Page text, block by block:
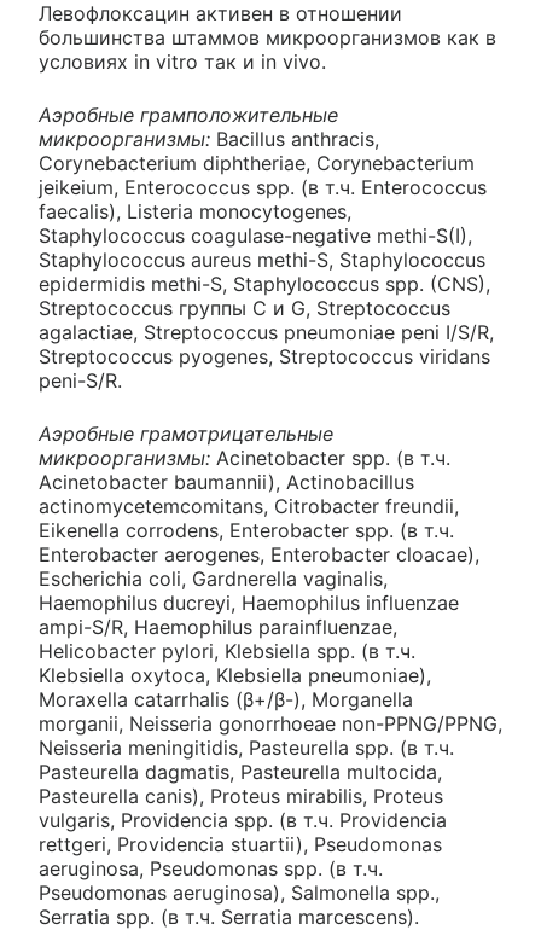
Левофлоксацин активен в отношении
большинства штаммов микроорганизмов как в
условиях in vitro так и in vivo.
Аэробные грамположительные
микроорганизмы: Bacillus anthracis,
Corynebacterium diphtheriae, Corynebacterium
jeikeium, Enterococcus spp. (в т.ч. Enterococcus
faecalis), Listeria monocytogenes,
Staphylococcus coagulase-negative methi-S(I),
Staphylococcus aureus methi-S, Staphylococcus
epidermidis methi-S, Staphylococcus spp. (CNS),
Streptococcus группы С и G, Streptococcus
agalactiae, Streptococcus pneumoniae peni I/S/R,
Streptococcus pyogenes, Streptococcus viridans
peni-S/R.
Аэробные грамотрицательные
микроорганизмы: Acinetobacter spp. (в т.ч.
Acinetobacter baumannii), Actinobacillus
actinomycetemcomitans, Citrobacter freundii,
Eikenella corrodens, Enterobacter spp. (в т.ч.
Enterobacter aerogenes, Enterobacter cloacae),
Escherichia coli, Gardnerella vaginalis,
Haemophilus ducreyi, Haemophilus influenzae
ampi-S/R, Haemophilus parainfluenzae,
Helicobacter pylori, Klebsiella spp. (в т.ч.
Klebsiella oxytoca, Klebsiella pneumoniae),
Moraxella catarrhalis (β+/β-), Morganella
morganii, Neisseria gonorrhoeae non-PPNG/PPNG,
Neisseria meningitidis, Pasteurella spp. (в т.ч.
Pasteurella dagmatis, Pasteurella multocida,
Pasteurella canis), Proteus mirabilis, Proteus
vulgaris, Providencia spp. (в т.ч. Providencia
rettgeri, Providencia stuartii), Pseudomonas
aeruginosa, Pseudomonas spp. (в т.ч.
Pseudomonas aeruginosa), Salmonella spp.,
Serratia spp. (в т.ч. Serratia marcescens).